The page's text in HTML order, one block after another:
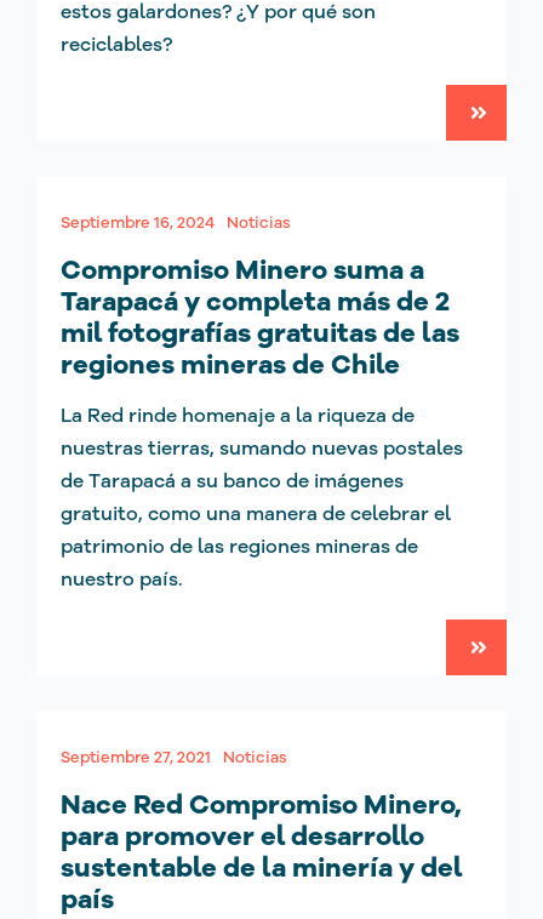
estos galardones? ¿Y por qué son
reciclables?
Septiembre 16, 2024 Noticias
Compromiso Minero suma a
Tarapacá y completa más de 2
mil fotografías gratuitas de las
regiones mineras de Chile
La Red rinde homenaje a la riqueza de
nuestras tierras, sumando nuevas postales
de Tarapacá a su banco de imágenes
gratuito, como una manera de celebrar el
patrimonio de las regiones mineras de
nuestro país.
Septiembre 27, 2021 Noticias
Nace Red Compromiso Minero,
para promover el desarrollo
sustentable de la minería y del
país